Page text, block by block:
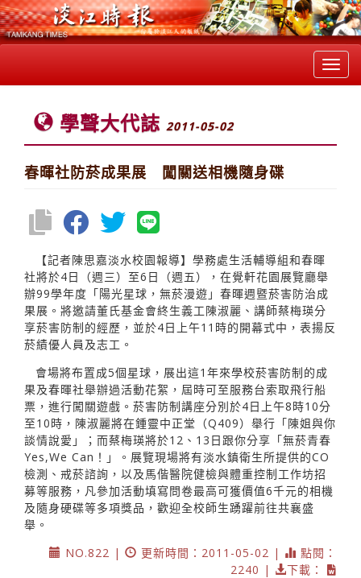
學聲大代誌 2011-05-02
春暉社防菸成果展 闖關送相機隨身碟
【記者陳思嘉淡水校園報導】學務處生活輔導組和春暉
社將於4日（週三）至6日（週五），在覺軒花園展覽廳舉
辦99學年度「陽光星球，無菸漫遊」春暉週暨菸害防治成
果展。將邀請董氏基金會終生義工陳淑麗、講師蔡梅瑛分
享菸害防制的經歷，並於4日上午11時的開幕式中，表揚反
菸績優人員及志工。
會場將布置成5個星球，展出這1年來學校菸害防制的成
果及春暉社舉辦過活動花絮，屆時可至服務台索取飛行船
票，進行闖關遊戲。菸害防制講座分別於4日上午8時10分
至10時，陳淑麗將在鍾靈中正堂（Q409）舉行「陳姐與你
談情說愛」；而蔡梅瑛將於12、13日跟你分享「無菸青春
Yes,We Can！」。展覽現場將有淡水鎮衛生所提供的CO
檢測、戒菸諮詢，以及馬偕醫院健檢與體重控制工作坊招
募等服務，凡參加活動填寫問卷最高可獲價值6千元的相機
及隨身硬碟等多項獎品，歡迎全校師生踴躍前往共襄盛
舉。
NO.822 |
更新時間：2011-05-02 |
點閱：
2240 |
下載：